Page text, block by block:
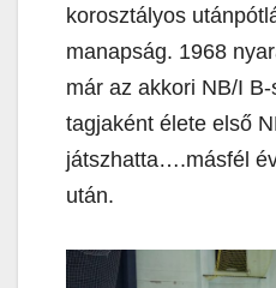
korosztályos
manapság. 1968
már az akkori NB/I
tagjaként élete első
játszhatta….másfél
után.